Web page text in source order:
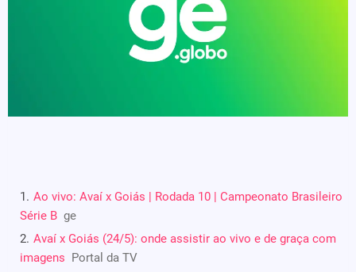
Ao vivo: Avaí x Goiás | Rodada 10 | Campeonato Brasileiro
Série B ge
Avaí x Goiás (24/5): onde assistir ao vivo e de graça com
imagens Portal da TV